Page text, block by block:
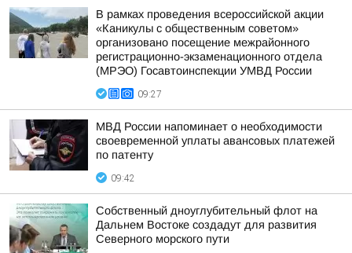
В рамках проведения всероссийской акции
«Каникулы с общественным советом»
организовано посещение межрайонного
регистрационно-экзаменационного отдела
(МРЭО) Госавтоинспекции УМВД России
09:27
МВД России напоминает о необходимости
своевременной уплаты авансовых платежей
по патенту
09:42
Собственный дноуглубительный флот на
Дальнем Востоке создадут для развития
Северного морского пути